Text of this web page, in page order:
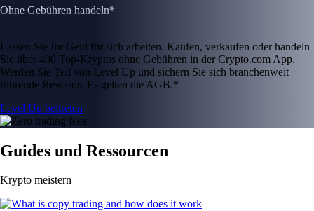
Ohne Gebühren handeln*
Lassen Sie Ihr Geld für sich arbeiten. Kaufen, verkaufen oder handeln
Sie über 400 Top-Kryptos ohne Gebühren in der Crypto.com App.
Werden Sie Teil von Level Up und sichern Sie sich branchenweit
führende Rewards. Es gelten die AGB.*
Level Up beitreten
Guides und Ressourcen
Krypto meistern